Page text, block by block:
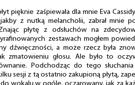
pięknie zaśpiewała dla mnie Eva
z nutką melancholii, zabrał mnie
płytę z odsłuchów na
zestawach mogłem
dźwięczności, a może rzecz była
zmatowieniu głosu. Ale było to
Podchodząc do tego
sesji z tą ostatnio zakupioną płytą,